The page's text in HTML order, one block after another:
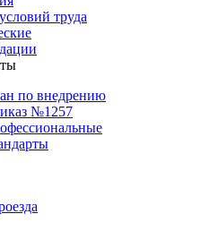
труда
по внедрению
№1257